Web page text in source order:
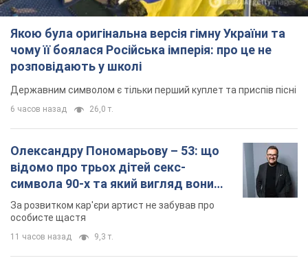
Якою була оригінальна версія гімну України та
чому її боялася Російська імперія: про це не
розповідають у школі
Державним символом є тільки перший куплет та приспів пісні
6 часов назад 26,0 т.
Олександру Пономарьову – 53: що
відомо про трьох дітей секс-
символа 90-х та який вигляд вони
мають
За розвитком кар'єри артист не забував про
особисте щастя
11 часов назад 9,3 т.